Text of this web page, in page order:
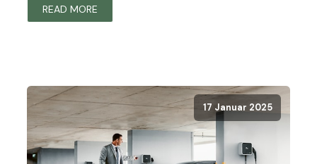
READ MORE
17 Januar 2025